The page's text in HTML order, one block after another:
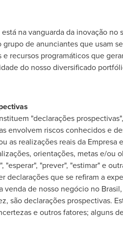
na vanguarda da inovação
de anunciantes que usam
recursos programáticos que
do nosso diversificado
"declarações
envolvem riscos conhecidos e
as realizações reais da Empresa
orientações, metas e/ou
"prever", "estimar" e
declarações que se refiram a
de nosso negócio no
são declarações prospectivas.
e outros fatores; alguns